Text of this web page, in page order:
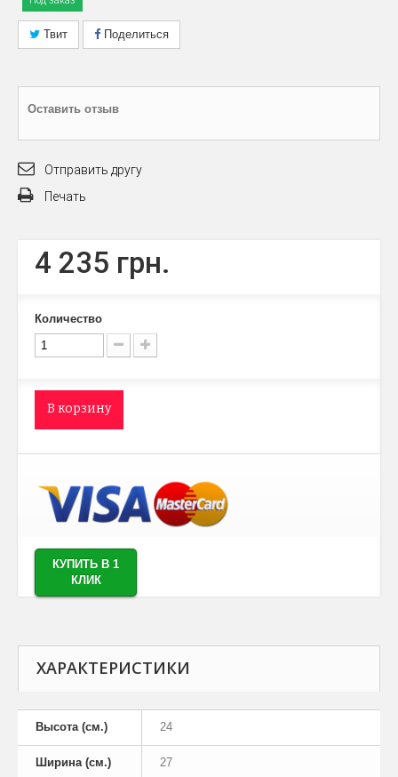
Твит Поделиться
Оставить отзыв
Отправить другу
Печать
4 235 грн.
Количество
В корзину
КУПИТЬ В 1
КЛИК
ХАРАКТЕРИСТИКИ
Высота (см.) 24
Ширина (см.) 27